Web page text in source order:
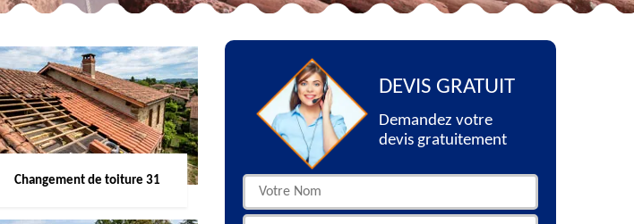
Changement de toiture 31
DEVIS GRATUIT
Demandez votre
devis gratuitement